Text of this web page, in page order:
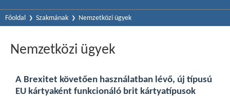
Főoldal Szakmának Nemzetközi ügyek
Nemzetközi ügyek
A Brexitet követően használatban lévő, új típusú
EU kártyaként funkcionáló brit kártyatípusok